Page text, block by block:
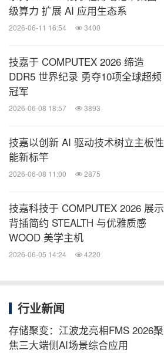
级算力 扩展 AI 应用生态系
2026-06-11 16:54 3400
技嘉于 COMPUTEX 2026 缔造
DDR5 世界纪录 勇夺10项全球超频
冠军
2026-06-08 18:57 3893
技嘉以创新 AI 驱动技术树立主板性
能新标竿
2026-06-08 11:00 2875
技嘉科技于 COMPUTEX 2026 展示
背插简约 STEALTH 与优雅质感
WOOD 美学主机
2026-06-05 14:24 4220
行业新闻
存储聚变：江波龙亮相FMS 2026聚
焦三大端侧AI场景综合应用